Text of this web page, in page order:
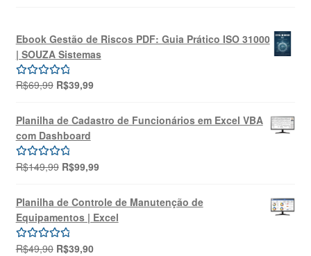
Ebook Gestão de Riscos PDF: Guia Prático ISO 31000
| SOUZA Sistemas
Avaliação
R$69,99 O
original
era:
R$69,99.
R$39,99O
atual
é:
Planilha de Cadastro de Funcionários em Excel VBA
com Dashboard
Avaliação
R$149,99 O
original
era:
R$149,99.
R$99,99O
atual
é:
R$99,99.
Planilha de Controle de Manutenção de
Equipamentos | Excel
Avaliação
R$49,90 O
R$39,90O